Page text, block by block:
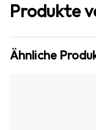
Produkte
Ähnliche